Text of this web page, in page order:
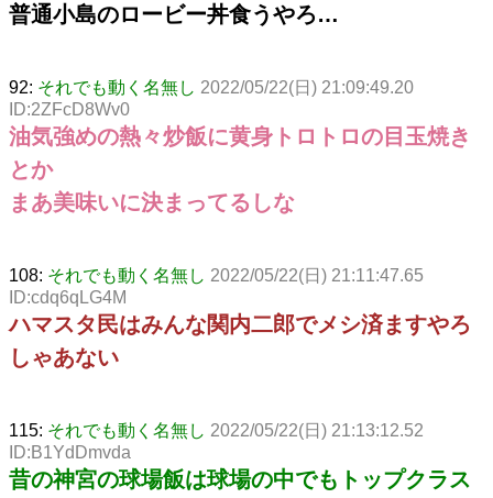
普通小島のロービー丼食うやろ…
92: それでも動く名無し 2022/05/22(日) 21:09:49.20
ID:2ZFcD8Wv0
油気強めの熱々炒飯に黄身トロトロの目玉焼き
とか
まあ美味いに決まってるしな
108: それでも動く名無し 2022/05/22(日) 21:11:47.65
ID:cdq6qLG4M
ハマスタ民はみんな関内二郎でメシ済ますやろ
しゃあない
115: それでも動く名無し 2022/05/22(日) 21:13:12.52
ID:B1YdDmvda
昔の神宮の球場飯は球場の中でもトップクラス